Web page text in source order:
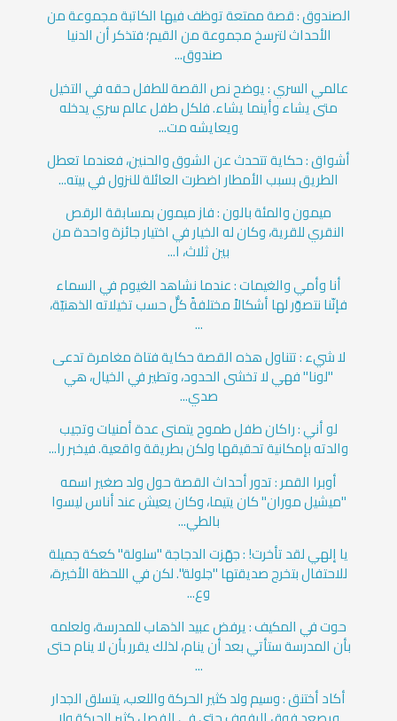
الصندوق : قصة ممتعة توظف فيها الكاتبة مجموعة من
الأحداث لترسخ مجموعة من القيم؛ فتذكر أن الدنيا
صندوق...
عالمي السري : يوضح نص القصة للطفل حقه في التخيل
متى يشاء وأينما يشاء. فلكل طفل عالم سري يدخله
ويعايشه مت...
أشواق : حكاية تتحدث عن الشوق والحنين، فعندما تعطل
الطريق بسبب الأمطار اضطرت العائلة للنزول في بيته...
ميمون والمئة بالون : فاز ميمون بمسابقة الرقص
النقري للقرية، وكان له الخيار في اختيار جائزة واحدة من
بين ثلاث، ا...
أنا وأمي والغيمات : عندما نشاهد الغيوم في السماء
فإنّنا نتصوّر لها أشكالاً مختلفةً كلٌّ حسب تخيلاته الذهنيّة،
...
لا شيء : تتناول هذه القصة حكاية فتاة مغامرة تدعى
"لونا" فهي لا تخشى الحدود، وتطير في الخيال، هي
صدي...
لو أني : راكان طفل طموح يتمنى عدة أمنيات وتجيب
والدته بإمكانية تحقيقها ولكن بطريقة واقعية. فيخبر را...
أوبرا القمر : تدور أحداث القصة حول ولد صغير اسمه
"ميشيل موران" كان يتيما، وكان يعيش عند أناس ليسوا
بالطي...
يا إلهي لقد تأخرت! : جهّزت الدجاجة "سلولة" كعكة جميلة
للاحتفال بتخرج صديقتها "جلولة". لكن في اللحظة الأخيرة،
وع...
حوت في المكيف : يرفض عبيد الذهاب للمدرسة، ولعلمه
بأن المدرسة ستأتي بعد أن ينام، لذلك يقرر بأن لا ينام حتى
...
أكاد أختنق : وسيم ولد كثير الحركة واللعب، يتسلق الجدار